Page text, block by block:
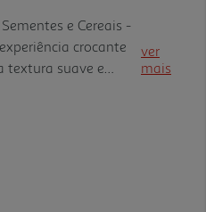
e Cereais -
crocante
textura suave e
ver
mais